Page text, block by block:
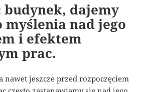
budynek, dajemy
myślenia nad jego
i efektem
prac.
nawet jeszcze przed rozpoczęciem